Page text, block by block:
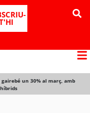
un 30% al març, amb